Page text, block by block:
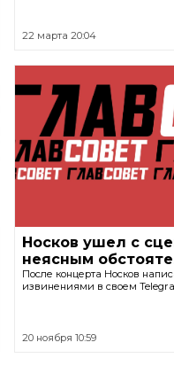
22 марта 20:04
Носков ушел с
неясным
После концерта Носков
извинениями в своем
20 ноября 10:59